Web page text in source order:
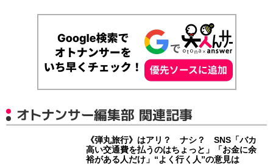
オトナンサー編集部 関連記事
《弾丸旅行》はアリ？ ナシ？ SNS「バカ
高い交通費を払うのはちょっと」「お金に余
裕がある人だけ」“よく行く人”の意見は